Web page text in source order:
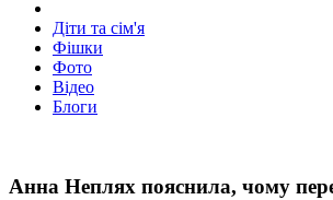
Діти та сім'я
Фішки
Фото
Відео
Блоги
Анна Неплях пояснила, чому